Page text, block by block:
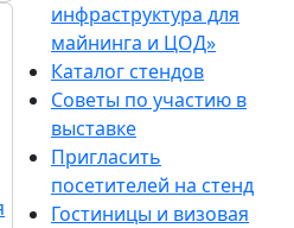
инфраструктура для
майнинга и ЦОД»
Каталог стендов
Советы по участию в
выставке
Пригласить
посетителей на стенд
Гостиницы и визовая